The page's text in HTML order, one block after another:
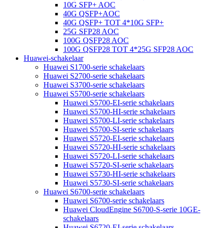
10G SFP+ AOC
40G QSFP+AOC
40G QSFP+ TOT 4*10G SFP+
25G SFP28 AOC
100G QSFP28 AOC
100G QSFP28 TOT 4*25G SFP28 AOC
Huawei-schakelaar
Huawei S1700-serie schakelaars
Huawei S2700-serie schakelaars
Huawei S3700-serie schakelaars
Huawei S5700-serie schakelaars
Huawei S5700-EI-serie schakelaars
Huawei S5700-HI-serie schakelaars
Huawei S5700-LI-serie schakelaars
Huawei S5700-SI-serie schakelaars
Huawei S5720-EI-serie schakelaars
Huawei S5720-HI-serie schakelaars
Huawei S5720-LI-serie schakelaars
Huawei S5720-SI-serie schakelaars
Huawei S5730-HI-serie schakelaars
Huawei S5730-SI-serie schakelaars
Huawei S6700-serie schakelaars
Huawei S6700-serie schakelaars
Huawei CloudEngine S6700-S-serie 10GE-
schakelaars